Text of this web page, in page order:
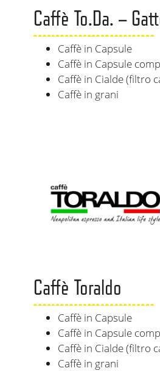
Caffè To.Da. –
Caffè in Capsule
Caffè in Capsule
Caffè in Cialde (filtro
Caffè in grani
Caffè Toraldo
Caffè in Capsule
Caffè in Capsule
Caffè in Cialde (filtro
Caffè in grani